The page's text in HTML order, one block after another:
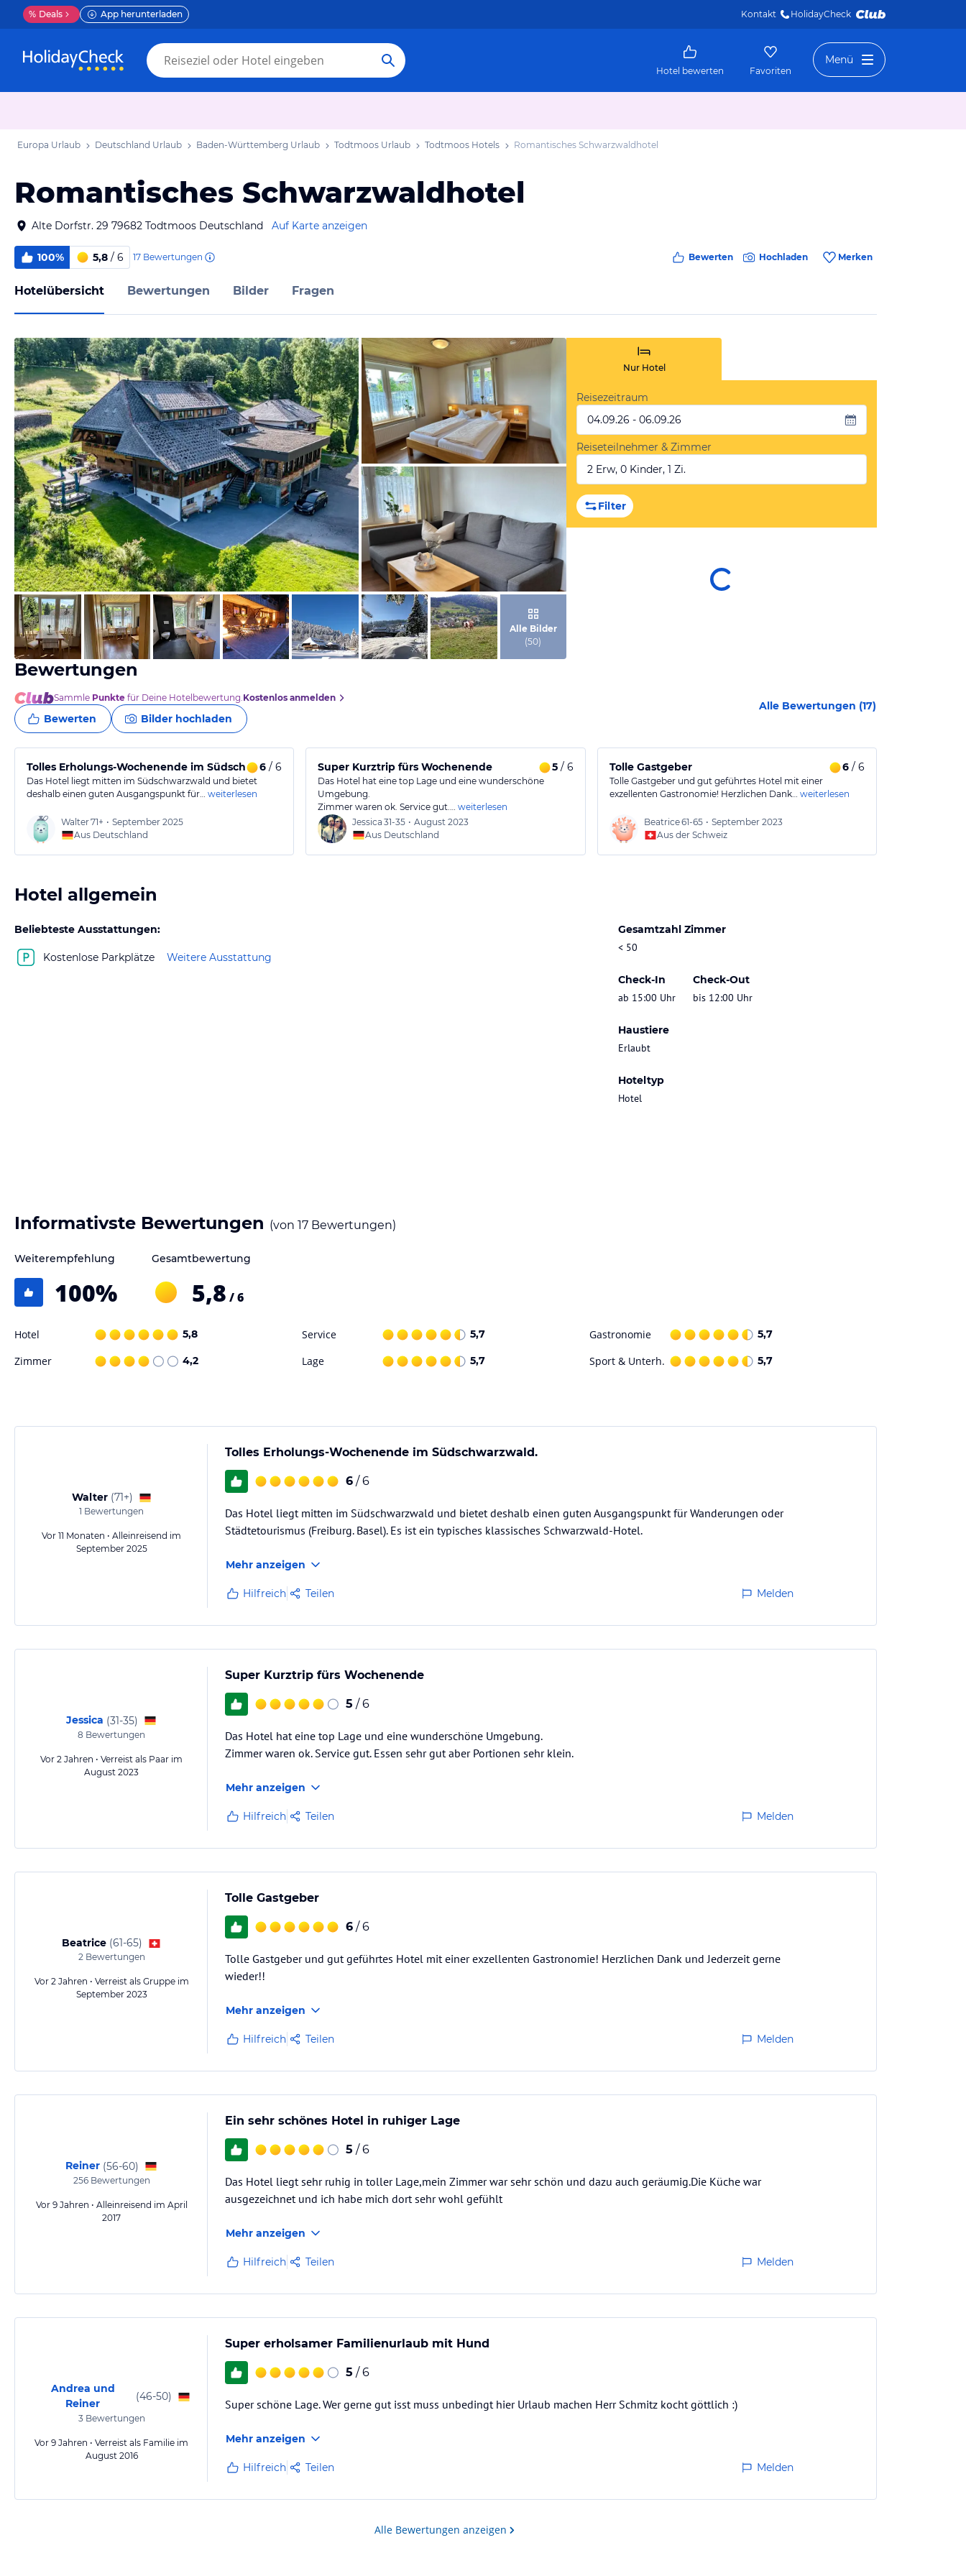
% Deals App herunterladen Kontakt HolidayCheck
Hotel bewerten Favoriten
Menü
Europa Urlaub Deutschland Urlaub Baden-Württemberg Urlaub Todtmoos Urlaub Todtmoos Hotels Romantisches Schwarzwaldhotel
Romantisches Schwarzwaldhotel
Alte Dorfstr. 29 79682 Todtmoos Deutschland Auf Karte anzeigen
100% 5,8 / 6 17 Bewertungen Bewerten Hochladen Merken
Hotelübersicht Bewertungen Bilder Fragen
von Booking.com
von Booking.com
von Booking.com
Alle Bilder
(50)
Nur Hotel
Reisezeitraum
04.09.26 - 06.09.26
Reiseteilnehmer & Zimmer
2 Erw, 0 Kinder, 1 Zi.
Filter
Bewertungen
Sammle Punkte für Deine Hotelbewertung.Kostenlos anmelden
Bewerten Bilder hochladen
Alle Bewertungen (17)
Tolles Erholungs-Wochenende im Südschwarzwald.
6 / 6
Das Hotel liegt mitten im Südschwarzwald und bietet
deshalb einen guten Ausgangspunkt für… weiterlesen
Walter71+ • September 2025
Aus Deutschland
Super Kurztrip fürs Wochenende 5/ 6
Das Hotel hat eine top Lage und eine wunderschöne
Umgebung.
Zimmer waren ok. Service gut.… weiterlesen
Jessica 31-35 • August 2023
Aus Deutschland
Tolle Gastgeber 6/ 6
Tolle Gastgeber und gut geführtes Hotel mit einer
exzellenten Gastronomie! Herzlichen Dank… weiterlesen
Beatrice61-65 • September 2023
Aus der Schweiz
Hotel allgemein
Beliebteste Ausstattungen:
Kostenlose Parkplätze Weitere Ausstattung
Gesamtzahl Zimmer
< 50
Check-In
ab 15:00 Uhr
Check-Out
bis 12:00 Uhr
Haustiere
Erlaubt
Hoteltyp
Hotel
Informativste Bewertungen (von 17 Bewertungen)
Weiterempfehlung
100%
Gesamtbewertung
5,8 / 6
Hotel 5,8 Service 5,7 Gastronomie 5,7
Zimmer 4,2 Lage 5,7 Sport & Unterh. 5,7
Walter (71+)
1 Bewertungen
Vor 11 Monaten • Alleinreisend im
September 2025
Tolles Erholungs-Wochenende im Südschwarzwald.
6 / 6
Das Hotel liegt mitten im Südschwarzwald und bietet deshalb einen guten Ausgangspunkt für Wanderungen oder
Städtetourismus (Freiburg. Basel). Es ist ein typisches klassisches Schwarzwald-Hotel.
Mehr anzeigen
Hilfreich Teilen Melden
Jessica (31-35)
8 Bewertungen
Vor 2 Jahren • Verreist als Paar im
August 2023
Super Kurztrip fürs Wochenende
5 / 6
Das Hotel hat eine top Lage und eine wunderschöne Umgebung.
Zimmer waren ok. Service gut. Essen sehr gut aber Portionen sehr klein.
Mehr anzeigen
Hilfreich Teilen Melden
Beatrice (61-65)
2Bewertungen
Vor 2 Jahren • Verreist als Gruppe im
September 2023
Tolle Gastgeber
6 / 6
Tolle Gastgeber und gut geführtes Hotel mit einer exzellenten Gastronomie! Herzlichen Dank und Jederzeit gerne
wieder!!
Mehr anzeigen
Hilfreich Teilen Melden
Reiner (56-60)
256Bewertungen
Vor 9 Jahren • Alleinreisend im April
2017
Ein sehr schönes Hotel in ruhiger Lage
5 / 6
Das Hotel liegt sehr ruhig in toller Lage,mein Zimmer war sehr schön und dazu auch geräumig.Die Küche war
ausgezeichnet und ich habe mich dort sehr wohl gefühlt
Mehr anzeigen
Hilfreich Teilen Melden
Andrea und
Reiner
(46-50)
3Bewertungen
Vor 9 Jahren • Verreist als Familie im
August 2016
Super erholsamer Familienurlaub mit Hund
5 / 6
Super schöne Lage. Wer gerne gut isst muss unbedingt hier Urlaub machen Herr Schmitz kocht göttlich :)
Mehr anzeigen
Hilfreich Teilen Melden
Alle Bewertungen anzeigen